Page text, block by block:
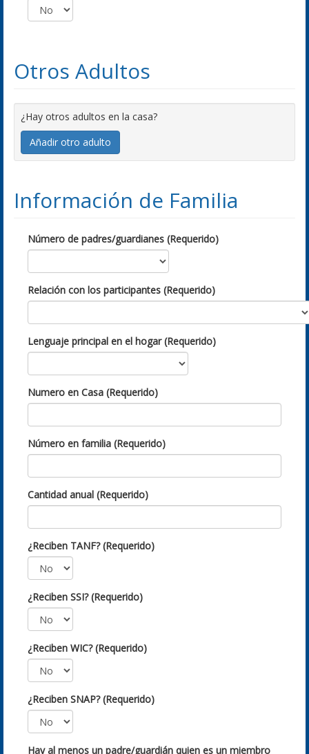
Otros Adultos
¿Hay otros adultos en la casa?
Añadir otro adulto
Información de Familia
Número de padres/guardianes (Requerido)
Relación con los participantes (Requerido)
Lenguaje principal en el hogar (Requerido)
Numero en Casa (Requerido)
Número en familia (Requerido)
Cantidad anual (Requerido)
¿Reciben TANF? (Requerido)
¿Reciben SSI? (Requerido)
¿Reciben WIC? (Requerido)
¿Reciben SNAP? (Requerido)
Hay al menos un padre/guardián quien es un miembro